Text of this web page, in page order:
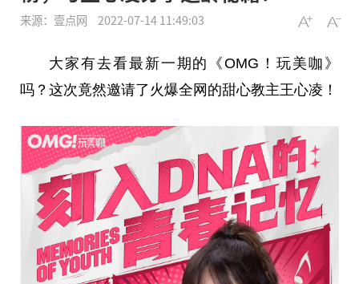
来源：壹点网 2022-07-14 11:49:03
大家有去看最新一期的《OMG！玩美咖》
吗？这次竟然邀请了火爆全网的甜心教主王心凌！